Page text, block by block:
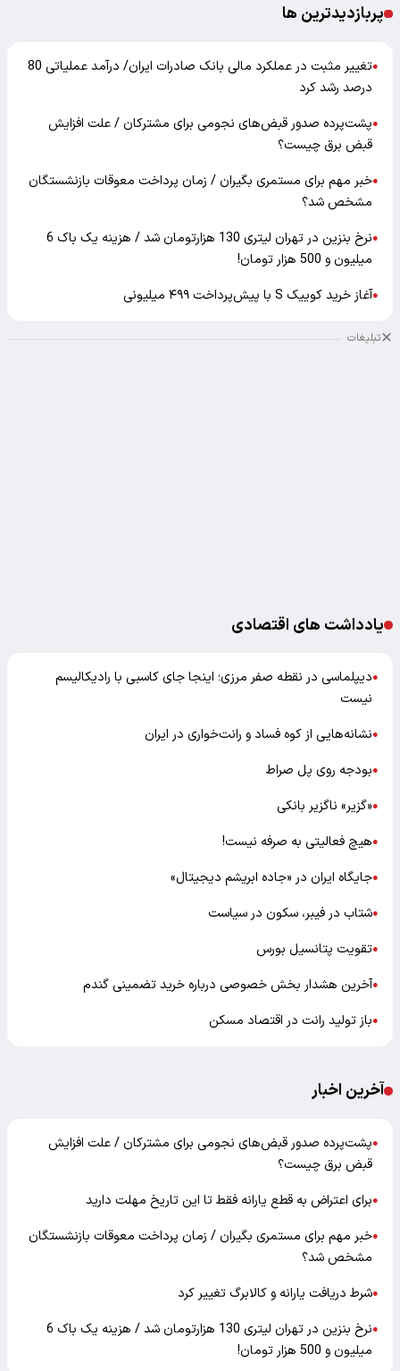
پربازدیدترین ها
●
تغییر مثبت در عملکرد مالی بانک صادرات ایران/ درآمد عملیاتی 80
درصد رشد کرد
●پشت‌پرده صدور قبض‌های نجومی برای مشترکان / علت افزایش
قبض برق چیست؟
●خبر مهم برای مستمری بگیران / زمان پرداخت معوقات بازنشستگان
مشخص شد؟
●
نرخ بنزین در تهران لیتری 130 هزارتومان شد / هزینه یک باک 6
میلیون و 500 هزار تومان!
●آغاز خرید کوییک S با پیش‌پرداخت ۴۹۹ میلیونی
تبلیغات
یادداشت های اقتصادی
●دیپلماسی در نقطه صفر مرزی؛ اینجا جای کاسبی با رادیکالیسم
نیست
●نشانه‌هایی از کوه فساد و رانت‌خواری در ایران
●بودجه روی پل صراط
●«گزیر» ناگزیر بانکی
●هیچ فعالیتی به صرفه نیست!
●جایگاه ایران در «جاده ابریشم دیجیتال»
●شتاب در فیبر، سکون در سیاست
●تقویت پتانسیل بورس
●آخرین هشدار بخش خصوصی درباره خرید تضمینی گندم
●باز تولید رانت در اقتصاد مسکن
آخرین اخبار
●پشت‌پرده صدور قبض‌های نجومی برای مشترکان / علت افزایش
قبض برق چیست؟
●برای اعتراض به قطع یارانه فقط تا این تاریخ مهلت دارید
●خبر مهم برای مستمری بگیران / زمان پرداخت معوقات بازنشستگان
مشخص شد؟
●شرط دریافت یارانه و کالابرگ تغییر کرد
●
نرخ بنزین در تهران لیتری 130 هزارتومان شد / هزینه یک باک 6
میلیون و 500 هزار تومان!